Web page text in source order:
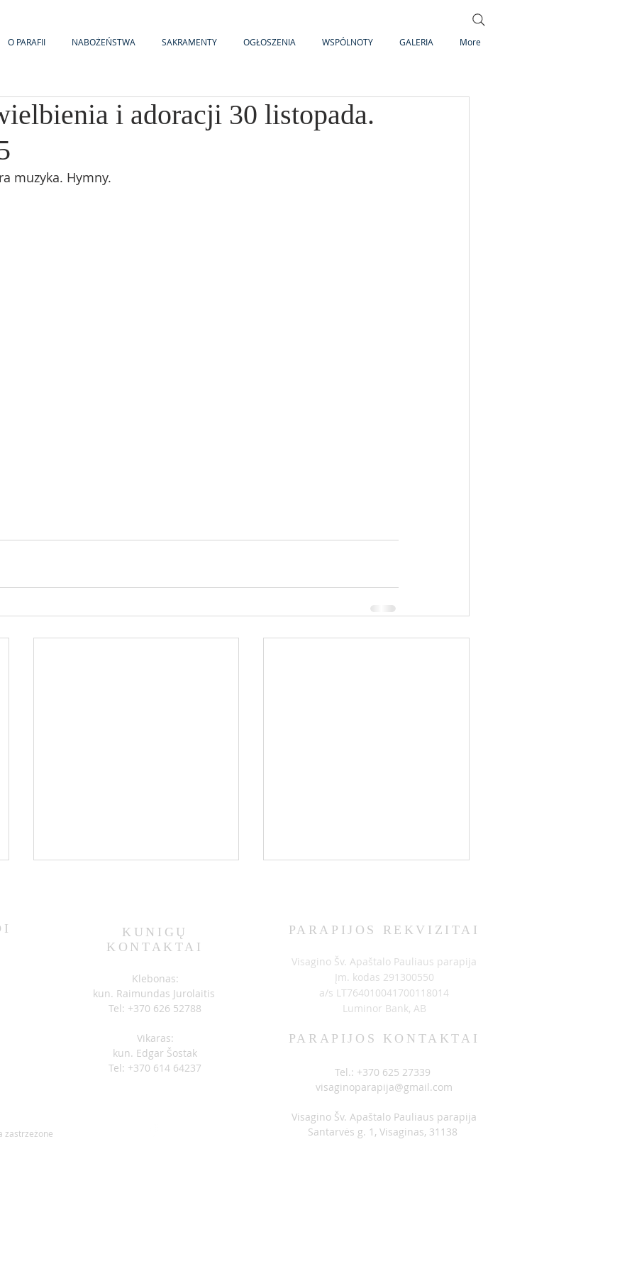
O PARAFII NABOŻEŃSTWA SAKRAMENTY OGŁOSZENIA WSPÓLNOTY GALERIA More
i adoracji 30 listopada.
muzyka. Hymny.
OGŁOSZENIA 06-14
KUNIGŲ
KONTAKTAI
Klebonas:
kun. Raimundas Jurolaitis
Tel: +370 626 52788
Vikaras:
kun. Edgar Šostak
Tel: +370 614 64237
zastrzeżone
PARAPIJOS REKVIZITAI
Visagino Šv. Apaštalo Pauliaus parapija
Įm. kodas 291300550
a/s LT764010041700118014
Luminor Bank, AB
PARAPIJOS KONTAKTAI
Tel.: +370 625 27339
visaginoparapija@gmail.com
Visagino Šv. Apaštalo Pauliaus parapija
Santarvės g. 1, Visaginas, 31138